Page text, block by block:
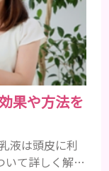
を守り強くし
料 ･･･歯磨き
果や方法を
液は頭皮に利
いて詳しく解説